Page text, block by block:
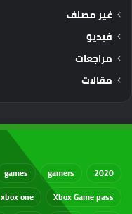
غير مصنف
فيديو
مراجعات
مقالات
2020
gamers
games
Xbox Game pass
xbox one